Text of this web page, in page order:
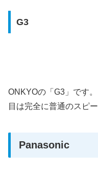
G3
ONKYOの「G3」です
目は完全に普通のスピー
Panasonic